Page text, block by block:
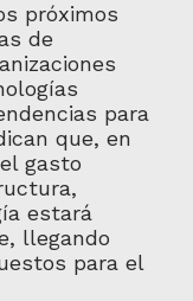
próximos
de
para
que, en
gasto
estará
llegando
para el